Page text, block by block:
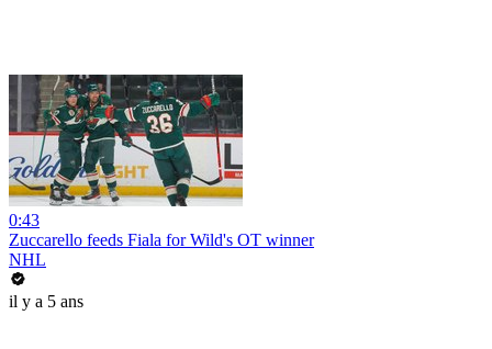
0:43
Zuccarello feeds Fiala for Wild's OT winner
NHL
il y a 5 ans